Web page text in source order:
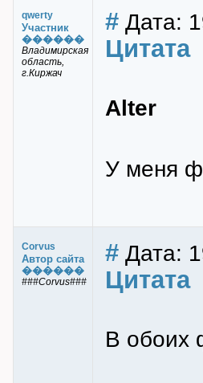
qwerty
Участник
������
Владимирская
область,
г.Киржач
# Дата:
Цитата
Alter
У меня
Corvus
Автор сайта
������
###Corvus###
# Дата:
Цитата
В обоих